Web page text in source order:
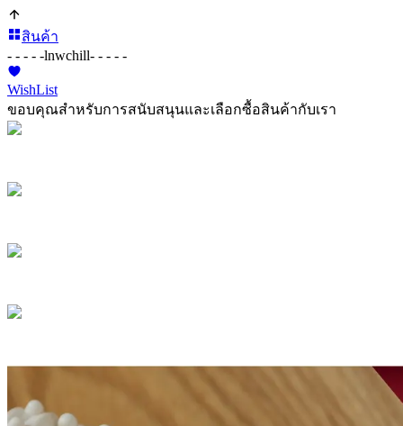
สินค้า
- - - - -lnwchill- - - - -
WishList
ขอบคุณสำหรับการสนับสนุนและเลือกซื้อสินค้ากับเรา